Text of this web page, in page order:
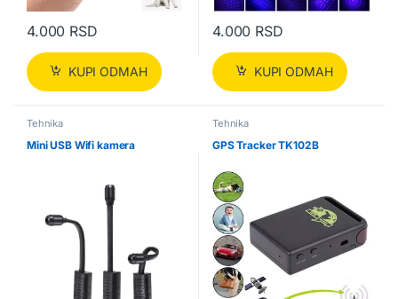
4.000 RSD
KUPI ODMAH
4.000 RSD
KUPI ODMAH
Tehnika
Mini USB Wifi kamera
Tehnika
GPS Tracker TK102B